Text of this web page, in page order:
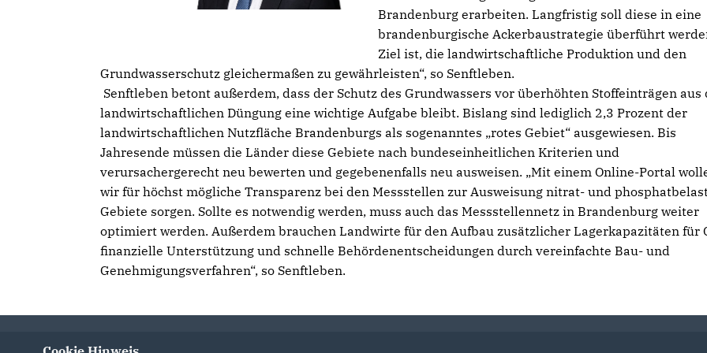
Brandenburg erarbeiten. Langfristig soll diese in eine
brandenburgische Ackerbaustrategie überführt
Ziel ist, die landwirtschaftliche Produktion und den
Grundwasserschutz gleichermaßen zu gewährleisten“, so Senftleben.
Senftleben betont außerdem, dass der Schutz des Grundwassers vor überhöhten Stoffeinträgen aus
landwirtschaftlichen Düngung eine wichtige Aufgabe bleibt. Bislang sind lediglich 2,3 Prozent der
landwirtschaftlichen Nutzfläche Brandenburgs als sogenanntes „rotes Gebiet“ ausgewiesen. Bis
Jahresende müssen die Länder diese Gebiete nach bundeseinheitlichen Kriterien und
verursachergerecht neu bewerten und gegebenenfalls neu ausweisen. „Mit einem Online-Portal
wir für höchst mögliche Transparenz bei den Messstellen zur Ausweisung nitrat- und
Gebiete sorgen. Sollte es notwendig werden, muss auch das Messstellennetz in Brandenburg weiter
optimiert werden. Außerdem brauchen Landwirte für den Aufbau zusätzlicher Lagerkapazitäten für
finanzielle Unterstützung und schnelle Behördenentscheidungen durch vereinfachte Bau- und
Genehmigungsverfahren“, so Senftleben.